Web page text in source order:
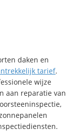
daken en
tarief.
wijze
aan reparatie van